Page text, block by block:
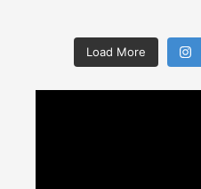
Load More